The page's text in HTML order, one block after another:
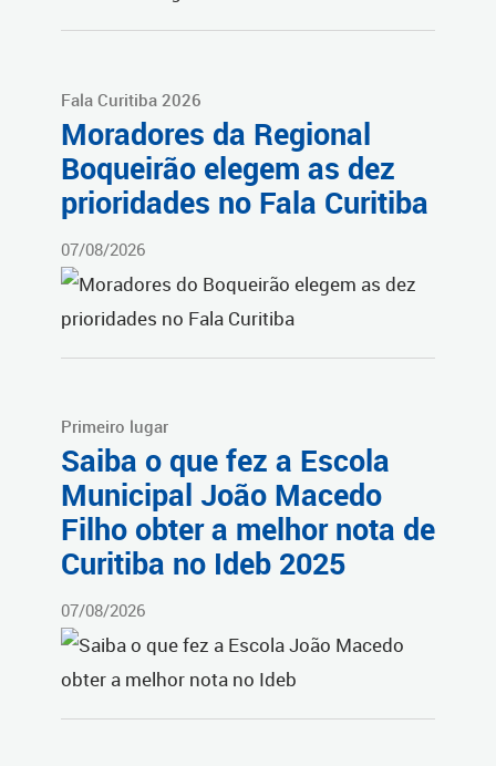
Fala Curitiba 2026
Moradores da Regional
Boqueirão elegem as dez
prioridades no Fala Curitiba
07/08/2026
Primeiro lugar
Saiba o que fez a Escola
Municipal João Macedo
Filho obter a melhor nota de
Curitiba no Ideb 2025
07/08/2026